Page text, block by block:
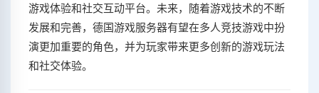
游戏体验和社交互动平台。未来，随着游戏技术的不断
发展和完善，德国游戏服务器有望在多人竞技游戏中扮
演更加重要的角色，并为玩家带来更多创新的游戏玩法
和社交体验。